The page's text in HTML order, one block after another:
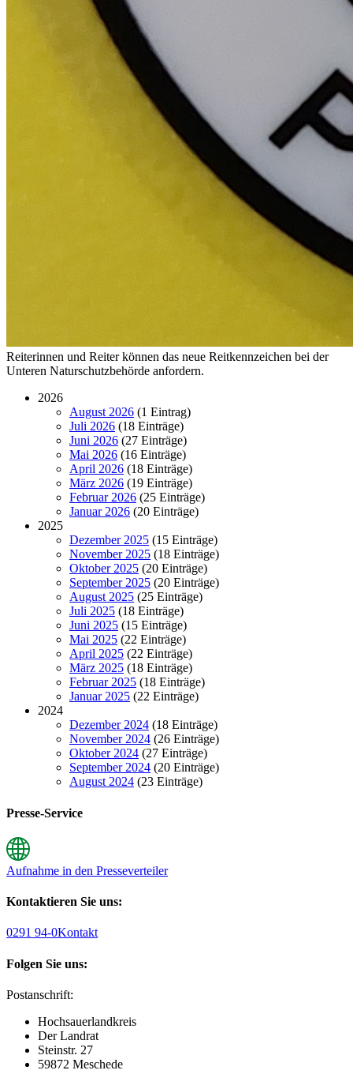
Reiterinnen und Reiter können das neue Reitkennzeichen bei der
Unteren Naturschutzbehörde anfordern.
2026
August 2026 (1 Eintrag)
Juli 2026 (18 Einträge)
Juni 2026 (27 Einträge)
Mai 2026 (16 Einträge)
April 2026 (18 Einträge)
März 2026 (19 Einträge)
Februar 2026 (25 Einträge)
Januar 2026 (20 Einträge)
2025
Dezember 2025 (15 Einträge)
November 2025 (18 Einträge)
Oktober 2025 (20 Einträge)
September 2025 (20 Einträge)
August 2025 (25 Einträge)
Juli 2025 (18 Einträge)
Juni 2025 (15 Einträge)
Mai 2025 (22 Einträge)
April 2025 (22 Einträge)
März 2025 (18 Einträge)
Februar 2025 (18 Einträge)
Januar 2025 (22 Einträge)
2024
Dezember 2024 (18 Einträge)
November 2024 (26 Einträge)
Oktober 2024 (27 Einträge)
September 2024 (20 Einträge)
August 2024 (23 Einträge)
Presse-Service
Aufnahme in den Presseverteiler
Kontaktieren Sie uns:
0291 94-0Kontakt
Folgen Sie uns:
Postanschrift:
Hochsauerlandkreis
Der Landrat
Steinstr. 27
59872 Meschede